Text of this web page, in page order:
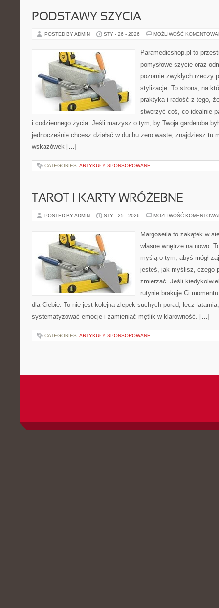
PODSTAWY SZYCIA
POSTED BY ADMIN STY - 26 - 2026 MOŻLIWOŚĆ
Paramedicshop.pl to
pomysłowe szycie oraz
pozornie zwykłych rzeczy
stylizacje. To strona, na
praktyka i radość z tego,
stworzyć coś, co idealnie
i codziennego życia. Jeśli marzysz o tym, by Twoja garderoba
jednocześnie chcesz działać w duchu zero waste, znajdziesz tu
wskazówek […]
CATEGORIES: ARTYKUŁY SPONSOROWANE
TAROT I KARTY WRÓŻEBNE
POSTED BY ADMIN STY - 25 - 2026 MOŻLIWOŚĆ
Margoseila to zakątek w
własne wnętrze na nowo.
myślą o tym, abyś mógł
jesteś, jak myślisz, czego
zmierzać. Jeśli
rutynie brakuje Ci
dla Ciebie. To nie jest kolejna zlepek suchych porad, lecz
systematyzować emocje i zamieniać mętlik w klarowność. […]
CATEGORIES: ARTYKUŁY SPONSOROWANE